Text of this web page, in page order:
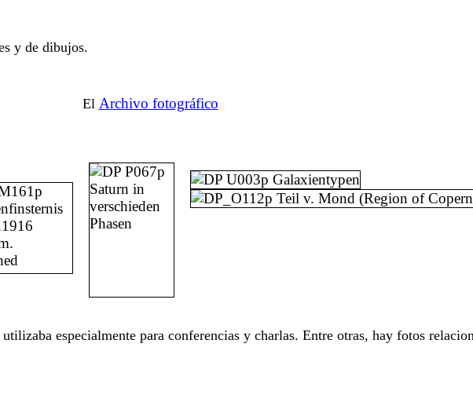
y de dibujos.
El Archivo fotográfico
especialmente para conferencias y charlas. Entre otras, hay fotos